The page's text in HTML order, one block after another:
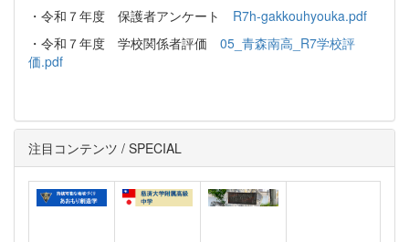
・令和７年度 保護者アンケート R7h-gakkouhyouka.pdf
・令和７年度 学校関係者評価 05_青森南高_R7学校評
価.pdf
注目コンテンツ / SPECIAL